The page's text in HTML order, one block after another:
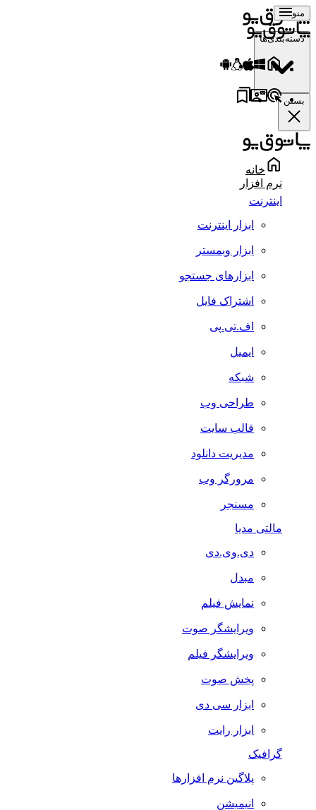
منو
دسته‌بندی‌ها
بستن
خانه
نرم افزار
اینترنت
ابزار اینترنت
ابزار وبمستر
ابزارهای جستجو
اشتراک فایل
اف.تی.پی
ایمیل
شبکه
طراحی وب
قالب سایت
مدیریت دانلود
مرورگر وب
مسنجر
مالتی مدیا
دی.وی.دی
مبدل
نمایش فیلم
ویرایشگر صوت
ویرایشگر فیلم
پخش صوت
ابزار سی دی
ابزار رایت
گرافیک
پلاگین نرم افزارها
انیمیشن